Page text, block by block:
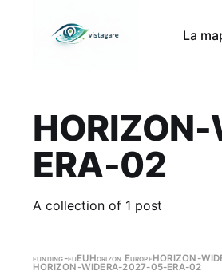
La
ERA-02
A collection of 1 post
funding-euEUHorizon EuropeHORIZON-
HORIZON-WIDERA-2027-05-ERA-02